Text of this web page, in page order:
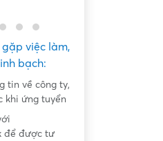
việc làm,
bạch:
tin về công ty,
khi ứng tuyển
để được tư